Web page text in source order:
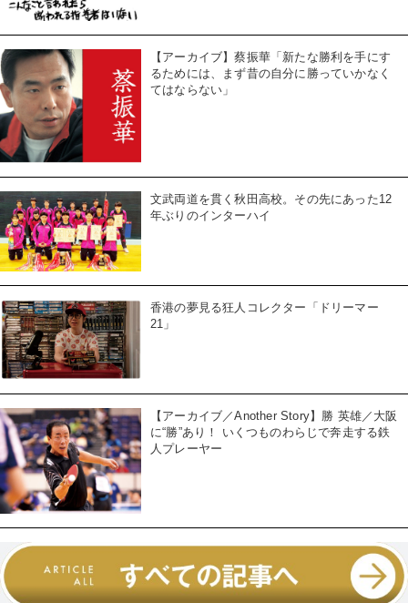
【アーカイブ】蔡振華「新たな勝利を手にす
るためには、まず昔の自分に勝っていかなく
てはならない」
文武両道を貫く秋田高校。その先にあった12
年ぶりのインターハイ
香港の夢見る狂人コレクター「ドリーマー
21」
【アーカイブ／Another Story】勝 英雄／大阪
に“勝”あり！ いくつものわらじで奔走する鉄
人プレーヤー